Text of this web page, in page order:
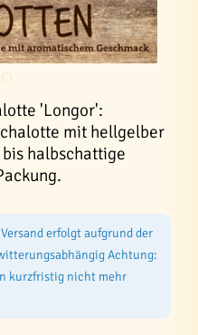
'Longor':
mit hellgelber
halbschattige
erfolgt aufgrund der
Achtung:
kurzfristig nicht mehr